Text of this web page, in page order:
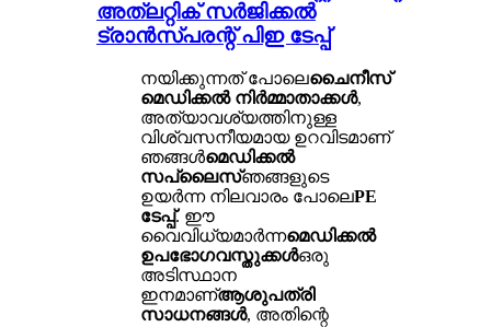
അത്‌ലറ്റിക് സർജിക്കൽ
ട്രാൻസ്പരന്റ് പിഇ ടേപ്പ്
നയിക്കുന്നത് പോലെചൈനീസ്
മെഡിക്കൽ നിർമ്മാതാക്കൾ,
അത്യാവശ്യത്തിനുള്ള
വിശ്വസനീയമായ ഉറവിടമാണ്
ഞങ്ങൾമെഡിക്കൽ
സപ്ലൈസ്ഞങ്ങളുടെ
ഉയർന്ന നിലവാരം പോലെPE
ടേപ്പ്. ഈ
വൈവിധ്യമാർന്നമെഡിക്കൽ
ഉപഭോഗവസ്തുക്കൾഒരു
അടിസ്ഥാന
ഇനമാണ്ആശുപത്രി
സാധനങ്ങൾ, അതിന്റെ